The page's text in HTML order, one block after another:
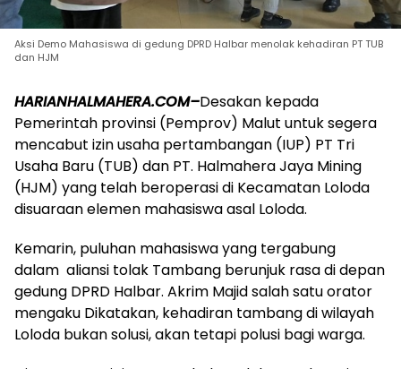
Aksi Demo Mahasiswa di gedung DPRD Halbar menolak kehadiran PT TUB
dan HJM
HARIANHALMAHERA.COM–Desakan kepada
Pemerintah provinsi (Pemprov) Malut untuk segera
mencabut izin usaha pertambangan (IUP) PT Tri
Usaha Baru (TUB) dan PT. Halmahera Jaya Mining
(HJM) yang telah beroperasi di Kecamatan Loloda
disuaraan elemen mahasiswa asal Loloda.
Kemarin, puluhan mahasiswa yang tergabung
dalam aliansi tolak Tambang berunjuk rasa di depan
gedung DPRD Halbar. Akrim Majid salah satu orator
mengaku Dikatakan, kehadiran tambang di wilayah
Loloda bukan solusi, akan tetapi polusi bagi warga.